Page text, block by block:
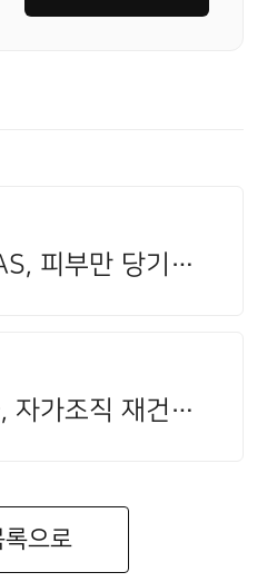
피부만 당기는
자가조직 재건에
록으로